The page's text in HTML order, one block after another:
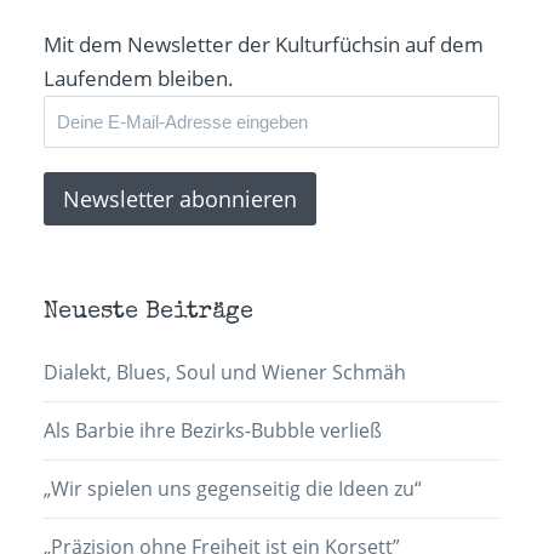
Mit dem Newsletter der Kulturfüchsin auf dem
Laufendem bleiben.
Neueste Beiträge
Dialekt, Blues, Soul und Wiener Schmäh
Als Barbie ihre Bezirks-Bubble verließ
„Wir spielen uns gegenseitig die Ideen zu“
„Präzision ohne Freiheit ist ein Korsett”